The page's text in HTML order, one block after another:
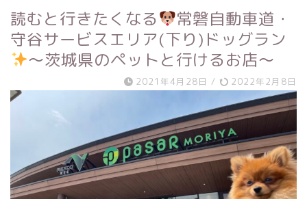
読むと行きたくなる
常磐自動車道・
守谷サービスエリア(下り)ドッグラン
〜茨城県のペットと行けるお店〜
2021年4月28日 / 2022年2月8日